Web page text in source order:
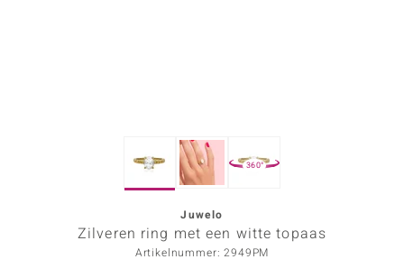
360°
Juwelo
Zilveren ring met een witte topaas
Artikelnummer: 2949PM